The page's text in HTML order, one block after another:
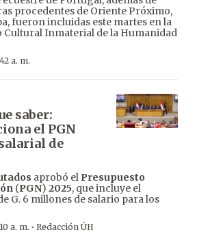
procedentes de Oriente Próximo,
fueron incluidas este martes en la
Cultural Inmaterial de la Humanidad
a. m.
saber:
el PGN
de
aprobó el Presupuesto
(PGN) 2025, que incluye el
G. 6 millones de salario para los
a. m. · Redacción ÚH